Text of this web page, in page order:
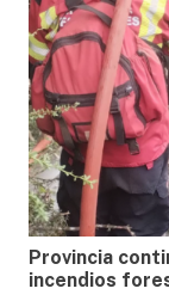
Provincia
incendios